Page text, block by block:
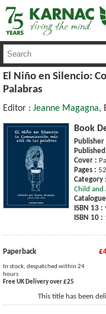
El Niño en Silencio:
Palabras
Editor : Jeanne Magagna,
Book
Publisher
Cover :
Pages :
Category :
Child and
ISBN 13 :
ISBN 10 :
Paperback
In stock, despatched within 24
hours
Free UK Delivery over £25
This title has been